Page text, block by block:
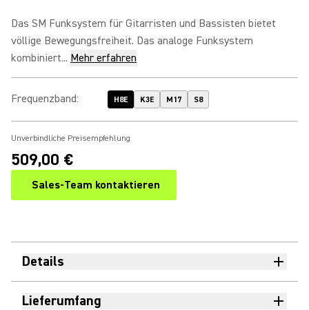
Das SM Funksystem für Gitarristen und Bassisten bietet
völlige Bewegungsfreiheit. Das analoge Funksystem
kombiniert... Mehr erfahren
Frequenzband: H8E K3E M17 S8
Unverbindliche Preisempfehlung
509,00 €
Sales-Team kontaktieren
Details
Lieferumfang